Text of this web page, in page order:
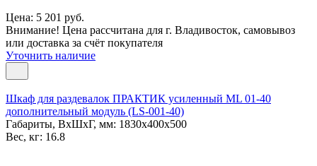
Цена: 5 201 руб.
Внимание! Цена рассчитана для г. Владивосток, самовывоз
или доставка за счёт покупателя
Уточнить наличие
Шкаф для раздевалок ПРАКТИК усиленный ML 01-40
дополнительный модуль (LS-001-40)
Габариты, ВxШxГ, мм: 1830x400x500
Вес, кг: 16.8